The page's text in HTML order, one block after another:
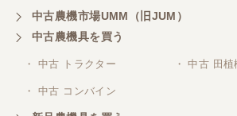
です。
山梨県／井上農場
このたびはお取引ありがとうござ
中古農機市場UMM（旧JUM）
中古農機具を買う
・ 中古 トラクター ・ 中古 田植
・ 中古 コンバイン